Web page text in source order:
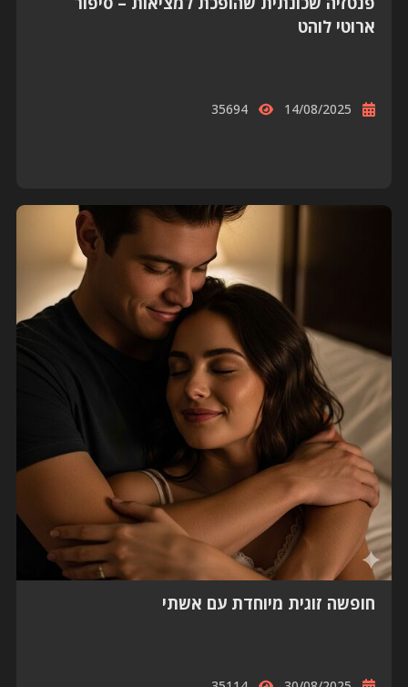
ארוטי לוהט
14/08/2025
35694
חופשה זוגית מיוחדת עם אשתי